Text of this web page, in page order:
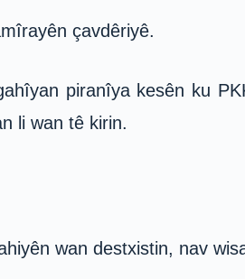
çavdêriyê.
piranîya kesên ku
li wan tê kirin.
wan destxistin, nav